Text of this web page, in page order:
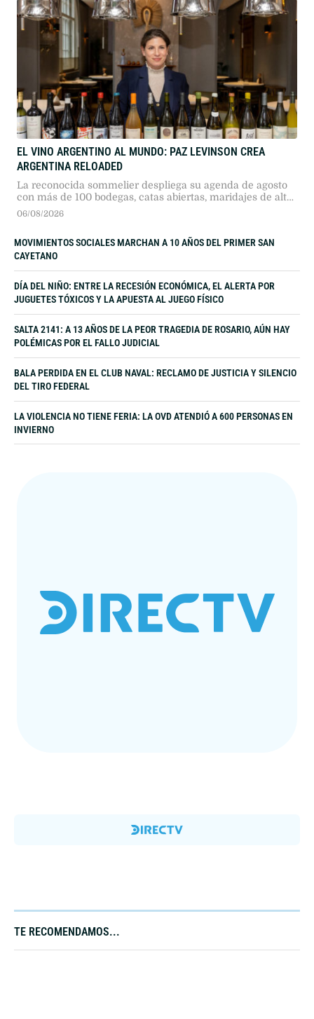
EL VINO ARGENTINO AL MUNDO: PAZ LEVINSON CREA
ARGENTINA RELOADED
La reconocida sommelier despliega su agenda de agosto
con más de 100 bodegas, catas abiertas, maridajes de alta
gama y etiquetas inéditas.
06/08/2026
MOVIMIENTOS SOCIALES MARCHAN A 10 AÑOS DEL PRIMER SAN
CAYETANO
DÍA DEL NIÑO: ENTRE LA RECESIÓN ECONÓMICA, EL ALERTA POR
JUGUETES TÓXICOS Y LA APUESTA AL JUEGO FÍSICO
SALTA 2141: A 13 AÑOS DE LA PEOR TRAGEDIA DE ROSARIO, AÚN HAY
POLÉMICAS POR EL FALLO JUDICIAL
BALA PERDIDA EN EL CLUB NAVAL: RECLAMO DE JUSTICIA Y SILENCIO
DEL TIRO FEDERAL
LA VIOLENCIA NO TIENE FERIA: LA OVD ATENDIÓ A 600 PERSONAS EN
INVIERNO
TE RECOMENDAMOS...